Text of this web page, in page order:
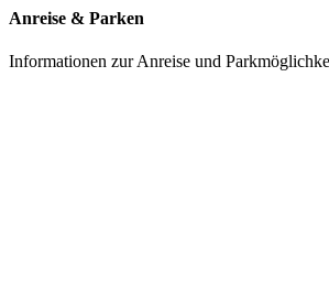
Anreise & Parken
Informationen zur Anreise und